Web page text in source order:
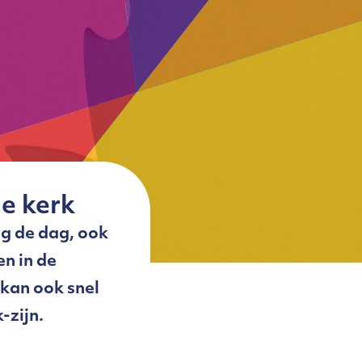
kerk
de dag, ook
in de
ook snel
zijn.